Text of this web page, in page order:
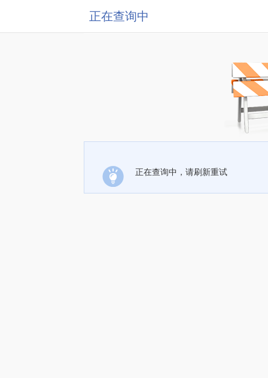
正在查询中
正在查询中，请刷新重试